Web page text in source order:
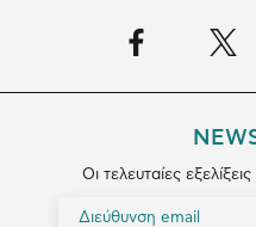
Οι τελευταίες